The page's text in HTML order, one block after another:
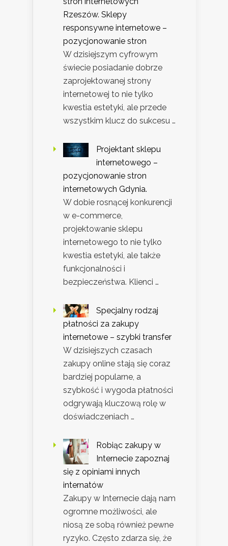
Rzeszów. Sklepy
responsywne internetowe –
pozycjonowanie stron
W dzisiejszym cyfrowym
świecie posiadanie dobrze
zaprojektowanej strony
internetowej to nie tylko
kwestia estetyki, ale przede
wszystkim klucz do sukcesu …
Projektant sklepu
internetowego –
pozycjonowanie stron
internetowych Gdynia.
W dobie rosnącej konkurencji
w e-commerce,
projektowanie sklepu
internetowego to nie tylko
kwestia estetyki, ale także
funkcjonalności i
bezpieczeństwa. Klienci …
Specjalny rodzaj
płatności za zakupy
internetowe – szybki transfer
W dzisiejszych czasach
zakupy online stają się coraz
bardziej popularne, a
szybkość i wygoda płatności
odgrywają kluczową rolę w
doświadczeniach …
Robiąc zakupy w
Internecie zapoznaj
się z opiniami innych
internatów
Zakupy w Internecie dają nam
ogromne możliwości, ale
niosą ze sobą również pewne
ryzyko. Często zdarza się, że